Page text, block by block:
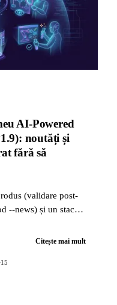
AI-Powered
noutăți și
fără să
(validare post-
--news) și un stack
a ținti un cod curat
Citește mai mult